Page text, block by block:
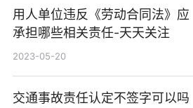
用人单位违反《劳动合同法》应
承担哪些相关责任-天天关注
2023-05-20
交通事故责任认定不签字可以吗